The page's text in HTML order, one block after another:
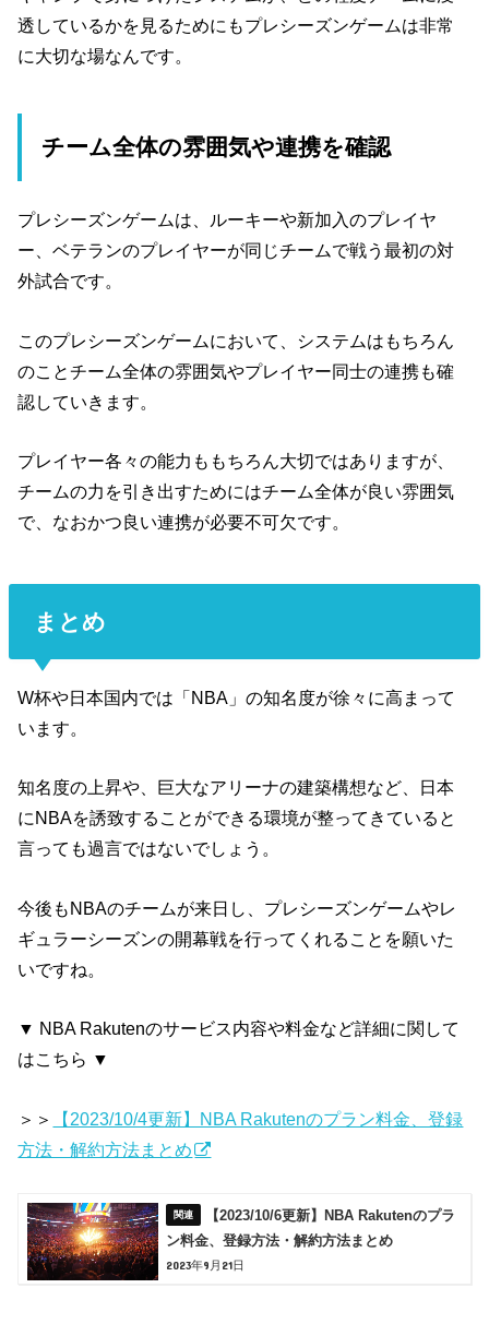
透しているかを見るためにもプレシーズンゲームは非常
に大切な場なんです。
チーム全体の雰囲気や連携を確認
プレシーズンゲームは、ルーキーや新加入のプレイヤ
ー、ベテランのプレイヤーが同じチームで戦う最初の対
外試合です。
このプレシーズンゲームにおいて、システムはもちろん
のことチーム全体の雰囲気やプレイヤー同士の連携も確
認していきます。
プレイヤー各々の能力ももちろん大切ではありますが、
チームの力を引き出すためにはチーム全体が良い雰囲気
で、なおかつ良い連携が必要不可欠です。
まとめ
W杯や日本国内では「NBA」の知名度が徐々に高まって
います。
知名度の上昇や、巨大なアリーナの建築構想など、日本
にNBAを誘致することができる環境が整ってきていると
言っても過言ではないでしょう。
今後もNBAのチームが来日し、プレシーズンゲームやレ
ギュラーシーズンの開幕戦を行ってくれることを願いた
いですね。
▼ NBA Rakutenのサービス内容や料金など詳細に関して
はこちら ▼
＞＞
【2023/10/4更新】NBA Rakutenのプラン料金、登録
方法・解約方法まとめ
【2023/10/6更新】NBA Rakutenのプラ
ン料金、登録方法・解約方法まとめ
2023年9月21日